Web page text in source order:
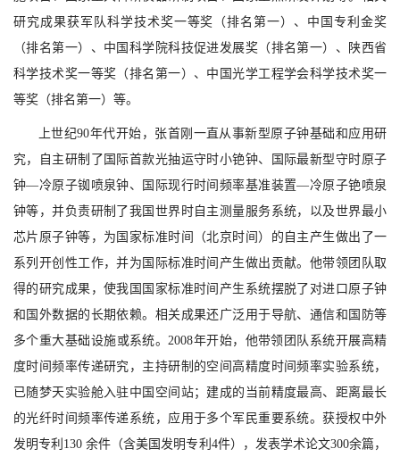
研究成果获军队科学技术奖一等奖（排名第一）、中国专利金奖
（排名第一）、中国科学院科技促进发展奖（排名第一）、陕西省
科学技术奖一等奖（排名第一）、中国光学工程学会科学技术奖一
等奖（排名第一）等。
上世纪90年代开始，张首刚一直从事新型原子钟基础和应用研
究，自主研制了国际首款光抽运守时小铯钟、国际最新型守时原子
钟―冷原子铷喷泉钟、国际现行时间频率基准装置―冷原子铯喷泉
钟等，并负责研制了我国世界时自主测量服务系统，以及世界最小
芯片原子钟等，为国家标准时间（北京时间）的自主产生做出了一
系列开创性工作，并为国际标准时间产生做出贡献。他带领团队取
得的研究成果，使我国国家标准时间产生系统摆脱了对进口原子钟
和国外数据的长期依赖。相关成果还广泛用于导航、通信和国防等
多个重大基础设施或系统。2008年开始，他带领团队系统开展高精
度时间频率传递研究，主持研制的空间高精度时间频率实验系统，
已随梦天实验舱入驻中国空间站；建成的当前精度最高、距离最长
的光纤时间频率传递系统，应用于多个军民重要系统。获授权中外
发明专利130 余件（含美国发明专利4件），发表学术论文300余篇，